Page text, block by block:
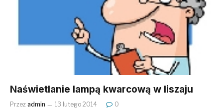
Naświetlanie lampą kwarcową w liszaju
Przez admin 13 lutego 2014 0